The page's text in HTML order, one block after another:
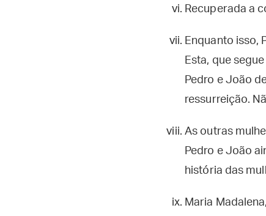
Recuperada a
Enquanto isso,
Esta, que
Pedro e João
ressurreição.
As outras
Pedro e João
história das
Maria